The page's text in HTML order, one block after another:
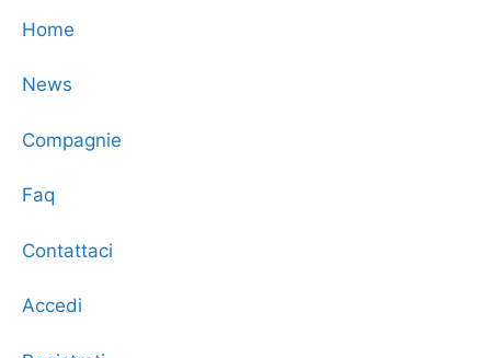
Home
News
Compagnie
Faq
Contattaci
Accedi